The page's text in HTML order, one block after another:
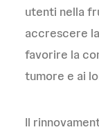
utenti nella
accrescere
favorire la
tumore e ai
Il